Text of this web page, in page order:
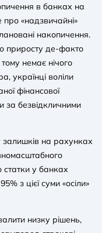
в банках на
«надзвичайні»
накопичення.
приросту де-факто
немає нічого
українці воліли
фінансової
за безвідкличними
залишків на рахунках
статки у банках
з цієї суми «осіли»
низку рішень,